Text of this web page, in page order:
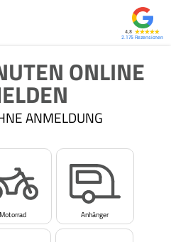
4,8
2.175
ONLINE
ANMELDUNG
Motorrad Anhänger